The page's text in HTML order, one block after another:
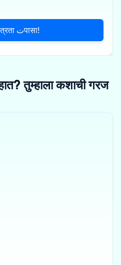
आता पात्रता تपासा!
तुम्हाला कशाची गरज